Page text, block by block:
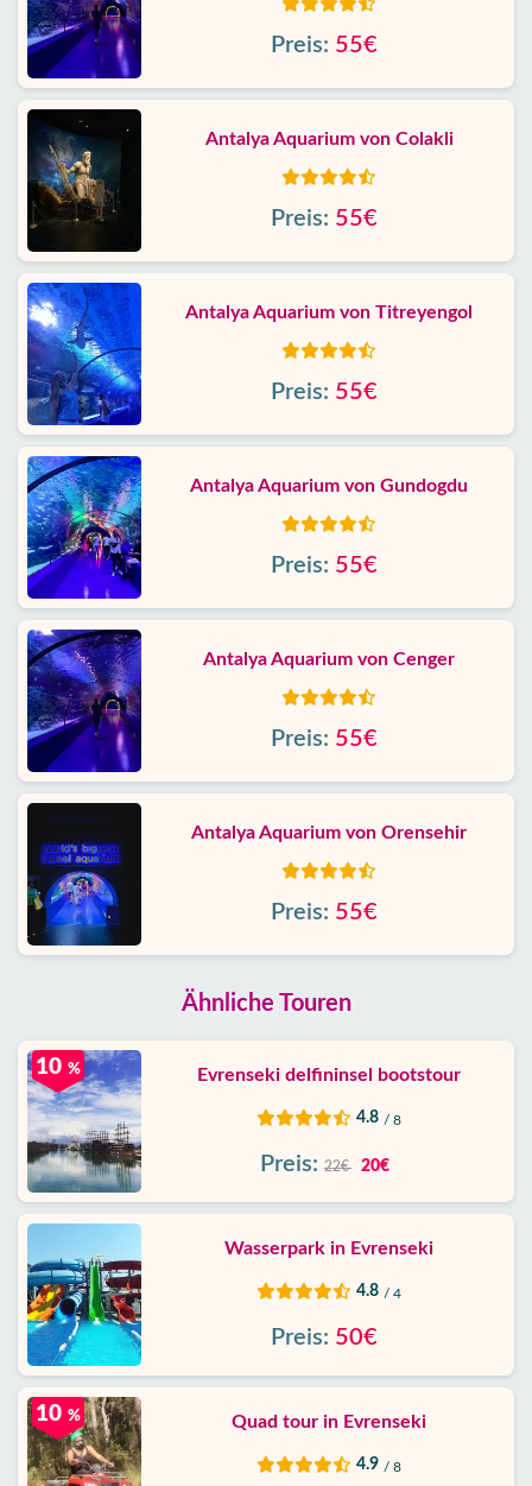
Preis: 55€
Antalya Aquarium von Colakli
Preis: 55€
Antalya Aquarium von Titreyengol
Preis: 55€
Antalya Aquarium von Gundogdu
Preis: 55€
Antalya Aquarium von Cenger
Preis: 55€
Antalya Aquarium von Orensehir
Preis: 55€
Ähnliche Touren
Evrenseki delfininsel bootstour
4.8 / 8
10 %
Preis: 22€ 20€
Wasserpark in Evrenseki
4.8 / 4
Preis: 50€
Quad tour in Evrenseki
4.9 / 8
10 %